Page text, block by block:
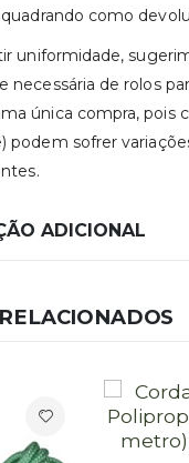
como
uniformidade,
necessária de rolos
única compra, pois
podem sofrer
ADICIONAL